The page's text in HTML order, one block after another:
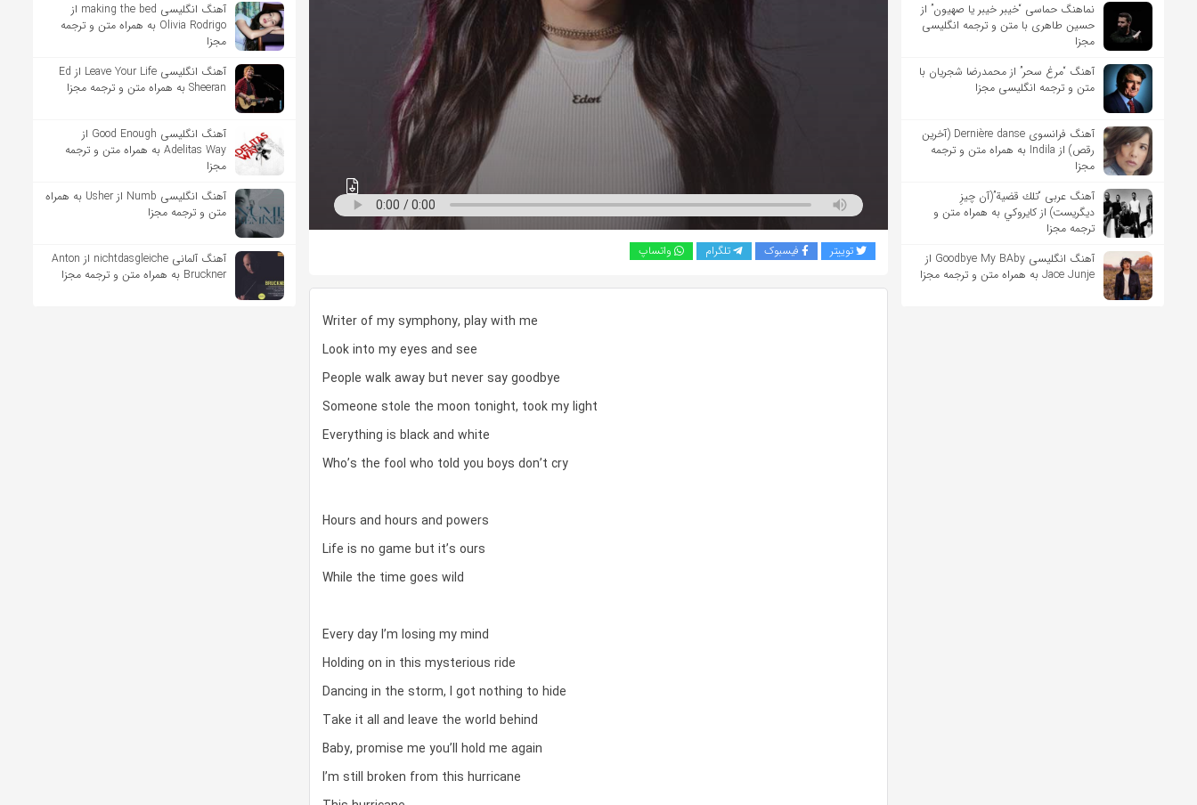
نماهنگ حماسی “خیبر خیبر یا صهیون” از
حسین طاهری با متن و ترجمه انگلیسی
مجزا
آهنگ “مرغ سحر” از محمدرضا شجریان با
متن و ترجمه انگلیسی مجزا
آهنگ فرانسوی Dernière danse (آخرین
رقص) از Indila به همراه متن و ترجمه
مجزا
آهنگ عربی “تلك قضية”(آن چیزِ
دیگریست) از كايروكي به همراه متن و
ترجمه مجزا
آهنگ انگلیسی Goodbye My BAby از
Jace Junje به همراه متن و ترجمه مجزا
توییتر فیسبوک تلگرام واتساپ
Writer of my symphony, play with me
Look into my eyes and see
People walk away but never say goodbye
Someone stole the moon tonight, took my light
Everything is black and white
Who’s the fool who told you boys don’t cry
Hours and hours and powers
Life is no game but it’s ours
While the time goes wild
Every day I’m losing my mind
Holding on in this mysterious ride
Dancing in the storm, I got nothing to hide
Take it all and leave the world behind
Baby, promise me you’ll hold me again
I’m still broken from this hurricane
آهنگ انگلیسی making the bed از
Olivia Rodrigo به همراه متن و ترجمه
مجزا
آهنگ انگلیسی Leave Your Life از Ed
Sheeran به همراه متن و ترجمه مجزا
آهنگ انگلیسی Good Enough از
Adelitas Way به همراه متن و ترجمه
مجزا
آهنگ انگلیسی Numb از Usher به همراه
متن و ترجمه مجزا
آهنگ آلمانی ​​nichtdasgleiche از Anton
Bruckner به همراه متن و ترجمه مجزا